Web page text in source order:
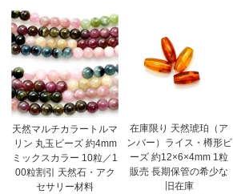
天然マルチカラートルマ
リン 丸玉ビーズ 約4mm
ミックスカラー 10粒／1
00粒割引 天然石・アク
セサリー材料
在庫限り 天然琥珀（ア
ンバー）ライス・樽形ビ
ーズ 約12×6×4mm 1粒
販売 長期保管の希少な
旧在庫